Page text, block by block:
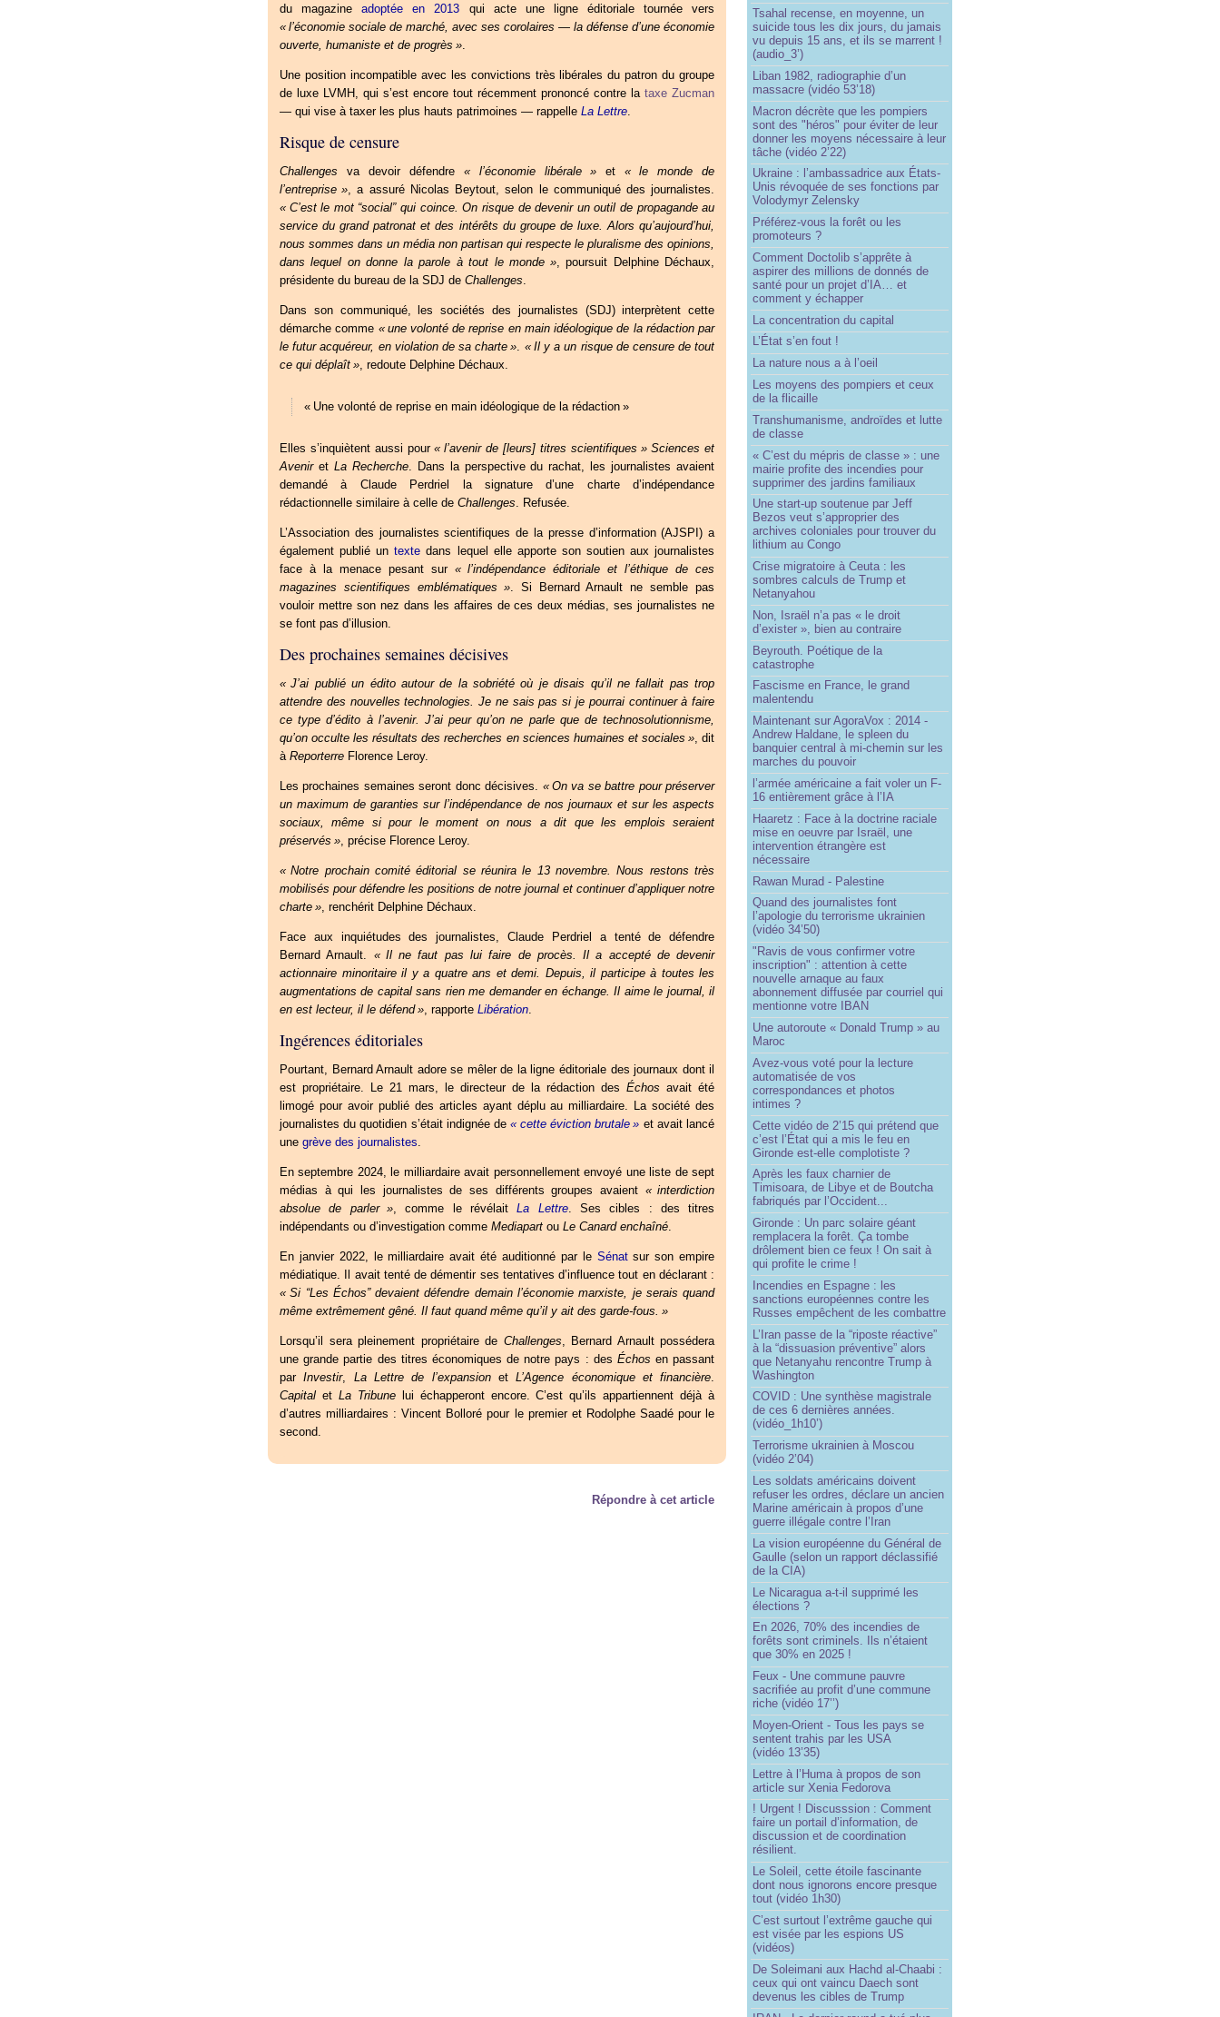
du magazineadoptée en 2013 qui acte une ligne éditoriale tournée vers
« l’économie sociale de marché, avec ses corolaires — la défense d’une économie
ouverte, humaniste et de progrès »
Une position incompatible avec les convictions très libérales du patron du groupe
de luxe LVMH , qui s’est encore tout récemment prononcé contre lataxe Zucman
— qui vise à taxer les plus hauts patrimoines — rappelle La Lettre
Risque de censure
Challenges va devoir défendre« l’économie libérale »et «
le monde de
l’entreprise » , a assuré Nicolas Beytout, selon le communiqué des journalistes.
« C’est le mot “social” qui coince. On risque de devenir un outil de propagande au
service du grand patronat et des intérêts du groupe de luxe. Alors qu’aujourd’hui,
nous sommes dans un média non partisan qui respecte le pluralisme des opinions,
dans lequel on donne la parole à tout le monde », poursuit Delphine Déchaux,
présidente du bureau de la SDJ de Challenges
Dans son communiqué, les sociétés des journalistes (SDJ) interprètent cette
démarche comme « une volonté de reprise en main idéologique de la rédaction par
le futur acquéreur, en violation de sa charte » « Il y a un risque de censure de tout
ce qui déplaît » , redoute Delphine Déchaux.
« Une volonté de reprise en main idéologique de la rédaction »
Elles s’inquiètent aussi pour« l’avenir de [leurs] titres scientifiques » Sciences et
Aveniret La Recherche. Dans la perspective du rachat, les journalistes avaient
demandé à Claude Perdriel la signature d’une charte d’indépendance
rédactionnelle similaire à celle de Challenges . Refusée.
L’Association des journalistes scientifiques de la presse d’information (AJSPI) a
également publié untexte dans lequel elle apporte son soutien aux journalistes
face à la menace pesant sur« l’indépendance éditoriale et l’éthique de ces
magazines scientifiques emblématiques ». Si Bernard Arnault ne semble pas
vouloir mettre son nez dans les affaires de ces deux médias, ses journalistes ne
se font pas d’illusion.
Des prochaines semaines décisives
« J’ai publié un édito autour de la sobriété où je disais qu’il ne fallait pas trop
attendre des nouvelles technologies. Je ne sais pas si je pourrai continuer à faire
ce type d’édito à l’avenir. J’ai peur qu’on ne parle que de technosolutionnisme,
qu’on occulte les résultats des recherches en sciences humaines et sociales » , dit
à Reporterre Florence Leroy.
Les prochaines semaines seront donc décisives. « On va se battre pour préserver
un maximum de garanties sur l’indépendance de nos journaux et sur les aspects
sociaux, même si pour le moment on nous a dit que les emplois seraient
préservés » , précise Florence Leroy.
« Notre prochain comité éditorial se réunira le 13 novembre. Nous restons très
mobilisés pour défendre les positions de notre journal et continuer d’appliquer notre
charte » , renchérit Delphine Déchaux.
Face aux inquiétudes des journalistes, Claude Perdriel a tenté de défendre
Bernard Arnault. « Il ne faut pas lui faire de procès. Il a accepté de devenir
actionnaire minoritaire il y a quatre ans et demi. Depuis, il participe à toutes les
augmentations de capital sans rien me demander en échange. Il aime le journal, il
en est lecteur, il le défend » , rapporte Libération
Ingérences éditoriales
Pourtant, Bernard Arnault adore se mêler de la ligne éditoriale des journaux dont il
est propriétaire. Le 21 mars, le directeur de la rédaction desÉchos avait été
limogé pour avoir publié des articles ayant déplu au milliardaire. La société des
journalistes du quotidien s’était indignée de« cette éviction brutale » et avait lancé
une grève des journalistes
En septembre 2024, le milliardaire avait personnellement envoyé une liste de sept
médias à qui les journalistes de ses différents groupes avaient « interdiction
absolue de parler », comme le révélaitLa Lettre. Ses cibles : des titres
indépendants ou d’investigation comme Mediapart ou Le Canard enchaîné
En janvier 2022, le milliardaire avait été auditionné par le Sénatsur son empire
médiatique. Il avait tenté de démentir ses tentatives d’influence tout en déclarant :
« Si “Les Échos” devaient défendre demain l’économie marxiste, je serais quand
même extrêmement gêné. Il faut quand même qu’il y ait des garde-fous. »
Lorsqu’il sera pleinement propriétaire de Challenges , Bernard Arnault possédera
une grande partie des titres économiques de notre pays : des Échos en passant
parInvestir, La Lettre de l’expansionetL’Agence économique et financière
Capital et La Tribunelui échapperont encore. C’est qu’ils appartiennent déjà à
d’autres milliardaires : Vincent Bolloré pour le premier et Rodolphe Saadé pour le
second.
Répondre à cet article
Tsahal recense, en moyenne, un
suicide tous les dix jours, du jamais
vu depuis 15 ans, et ils se marrent !
(audio_3’)
Liban 1982, radiographie d’un
massacre (vidéo 53’18)
Macron décrète que les pompiers
sont des "héros" pour éviter de leur
donner les moyens nécessaire à leur
tâche (vidéo 2’22)
Ukraine : l’ambassadrice aux États-
Unis révoquée de ses fonctions par
Volodymyr Zelensky
Préférez-vous la forêt ou les
promoteurs ?
Comment Doctolib s’apprête à
aspirer des millions de donnés de
santé pour un projet d’IA… et
comment y échapper
La concentration du capital
L’État s’en fout !
La nature nous a à l’oeil
Les moyens des pompiers et ceux
de la flicaille
Transhumanisme, androïdes et lutte
de classe
« C’est du mépris de classe » : une
mairie profite des incendies pour
supprimer des jardins familiaux
Une start-up soutenue par Jeff
Bezos veut s’approprier des
archives coloniales pour trouver du
lithium au Congo
Crise migratoire à Ceuta : les
sombres calculs de Trump et
Netanyahou
Non, Israël n’a pas « le droit
d’exister », bien au contraire
Beyrouth. Poétique de la
catastrophe
Fascisme en France, le grand
malentendu
Maintenant sur AgoraVox : 2014 -
Andrew Haldane, le spleen du
banquier central à mi-chemin sur les
marches du pouvoir
l’armée américaine a fait voler un F-
16 entièrement grâce à l’IA
Haaretz : Face à la doctrine raciale
mise en oeuvre par Israël, une
intervention étrangère est
nécessaire
Rawan Murad - Palestine
Quand des journalistes font
l’apologie du terrorisme ukrainien
(vidéo 34’50)
"Ravis de vous confirmer votre
inscription" : attention à cette
nouvelle arnaque au faux
abonnement diffusée par courriel qui
mentionne votre IBAN
Une autoroute « Donald Trump » au
Maroc
Avez-vous voté pour la lecture
automatisée de vos
correspondances et photos
intimes ?
Cette vidéo de 2’15 qui prétend que
c’est l’État qui a mis le feu en
Gironde est-elle complotiste ?
Après les faux charnier de
Timisoara, de Libye et de Boutcha
fabriqués par l’Occident...
Gironde : Un parc solaire géant
remplacera la forêt. Ça tombe
drôlement bien ce feux ! On sait à
qui profite le crime !
Incendies en Espagne : les
sanctions européennes contre les
Russes empêchent de les combattre
L’Iran passe de la “riposte réactive”
à la “dissuasion préventive” alors
que Netanyahu rencontre Trump à
Washington
COVID : Une synthèse magistrale
de ces 6 dernières années.
(vidéo_1h10’)
Terrorisme ukrainien à Moscou
(vidéo 2’04)
Les soldats américains doivent
refuser les ordres, déclare un ancien
Marine américain à propos d’une
guerre illégale contre l’Iran
La vision européenne du Général de
Gaulle (selon un rapport déclassifié
de la CIA)
Le Nicaragua a-t-il supprimé les
élections ?
En 2026, 70% des incendies de
forêts sont criminels. Ils n’étaient
que 30% en 2025 !
Feux - Une commune pauvre
sacrifiée au profit d’une commune
riche (vidéo 17’’)
Moyen-Orient - Tous les pays se
sentent trahis par les USA
(vidéo 13’35)
Lettre à l’Huma à propos de son
article sur Xenia Fedorova
! Urgent ! Discusssion : Comment
faire un portail d’information, de
discussion et de coordination
résilient.
Le Soleil, cette étoile fascinante
dont nous ignorons encore presque
tout (vidéo 1h30)
C’est surtout l’extrême gauche qui
est visée par les espions US
(vidéos)
De Soleimani aux Hachd al‑Chaabi :
ceux qui ont vaincu Daech sont
devenus les cibles de Trump